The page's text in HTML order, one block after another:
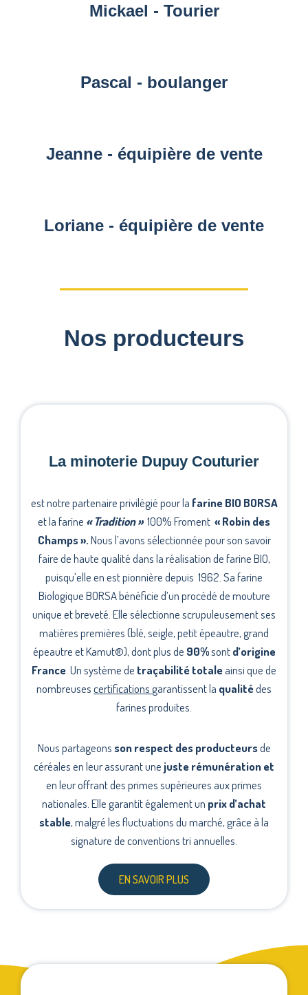
Mickael - Tourier
Pascal - boulanger
Jeanne - équipière de vente
Loriane - équipière de vente
Nos producteurs
La minoterie Dupuy Couturier
est notre partenaire privilégié pour la farine BIO BORSA
et la farine «Tradition »100% Froment « Robin des
Champs ».Nous l’avons sélectionnée pour son savoir
faire de haute qualité dans la réalisation de farine BIO,
puisqu’elle en est pionnière depuis 1962. Sa farine
Biologique BORSA bénéficie d’un procédé de mouture
unique et breveté. Elle sélectionne scrupuleusement ses
matières premières (blé, seigle, petit épeautre, grand
épeautre et Kamut®), dont plus de 90%sontd’origine
France . Un système de traçabilité totaleainsi que de
nombreusescertificationsgarantissent la qualitédes
farines produites.
Nous partageonsson respect des producteursde
céréales en leur assurant une juste rémunération et
en leur offrant des primes supérieures aux primes
nationales. Elle garantit également un prix d’achat
stable, malgré les fluctuations du marché, grâce à la
signature de conventions tri annuelles.
EN SAVOIR PLUS